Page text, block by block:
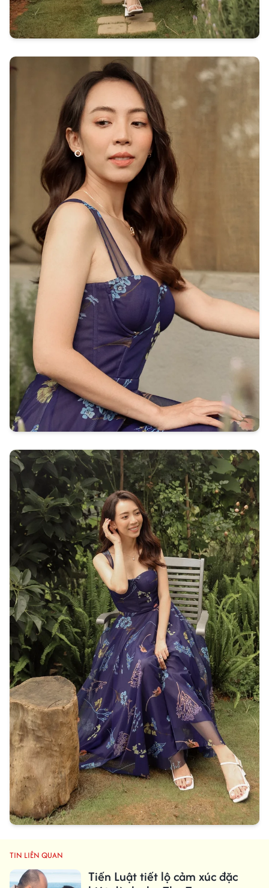
TIN LIÊN QUAN
Tiến Luật tiết lộ cảm xúc đặc